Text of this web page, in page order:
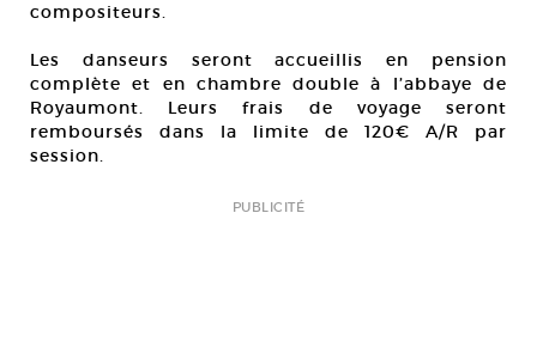
compositeurs.
Les danseurs seront accueillis en pension
complète et en chambre double à l’abbaye de
Royaumont. Leurs frais de voyage seront
remboursés dans la limite de 120€ A/R par
session.
PUBLICITÉ